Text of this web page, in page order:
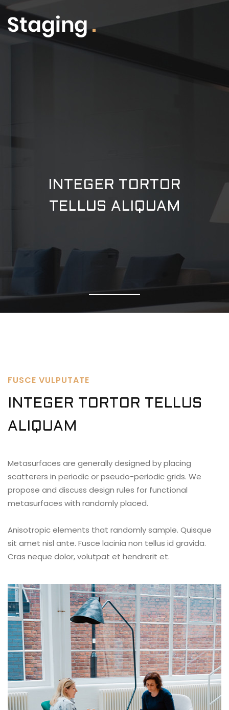
INTEGER TORTOR
TELLUS ALIQUAM
FUSCE VULPUTATE
INTEGER TORTOR TELLUS
ALIQUAM
Metasurfaces are generally designed by placing
scatterers in periodic or pseudo-periodic grids. We
propose and discuss design rules for functional
metasurfaces with randomly placed.
Anisotropic elements that randomly sample. Quisque
sit amet nisl ante. Fusce lacinia non tellus id gravida.
Cras neque dolor, volutpat et hendrerit et.